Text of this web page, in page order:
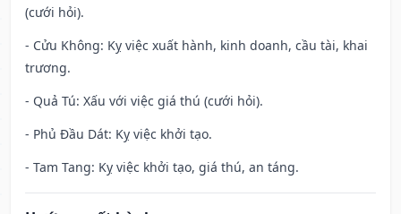
(cưới hỏi).
- Cửu Không: Kỵ việc xuất hành, kinh doanh, cầu tài, khai
trương.
- Quả Tú: Xấu với việc giá thú (cưới hỏi).
- Phủ Đầu Dát: Kỵ việc khởi tạo.
- Tam Tang: Kỵ việc khởi tạo, giá thú, an táng.